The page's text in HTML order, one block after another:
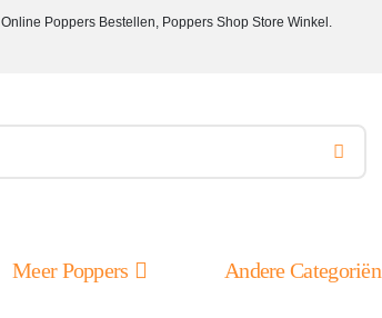
Online Poppers Bestellen, Poppers Shop Store Winkel.
Meer Poppers Andere Categoriën